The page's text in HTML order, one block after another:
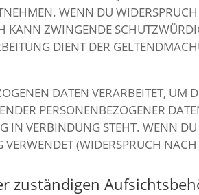
WENN DU
KANN ZWINGENDE
DIENT DER
DATEN VERARBEITET, UM
PERSONENBEZOGENER
IN VERBINDUNG STEHT. WENN
VERWENDET (WIDERSPRUCH
zuständigen